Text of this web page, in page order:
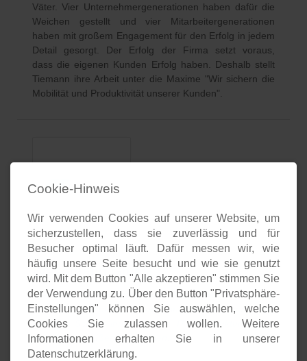
Väter. Vier Unternehmergenerationen haben dafür die
Weichen gestellt und vier Mitarbeitergenerationen
haben mit großem Engagement für den Erfolg in jedem
Detail gesorgt. Der Erfolg der Firma setzt voraus,
dass die eigenen Kunden Erfolg haben. Deshalb stellt
Tiemann ihre Arbeit unter die Maxime "Wir sichern die
Mobilität und Produktivität unserer Kunden".
Wesemann GmbH
Wesemann® Laboreinrichtungen entschied sich für den
Einsatz des Monitoring- und Analysetools ScanBox®,
um den Schutz ihrer eigenen IT-Infrastruktur gegen
Angriffe von außen zu erhöhen.
Cookie-Hinweis
Wir verwenden Cookies auf unserer Website, um
sicherzustellen, dass sie zuverlässig und für
Besucher optimal läuft. Dafür messen wir, wie
häufig unsere Seite besucht und wie sie genutzt
wird. Mit dem Button "Alle akzeptieren" stimmen Sie
der Verwendung zu. Über den Button "Privatsphäre-
Einstellungen" können Sie auswählen, welche
Cookies Sie zulassen wollen. Weitere
Informationen erhalten Sie in unserer
Datenschutzerklärung.